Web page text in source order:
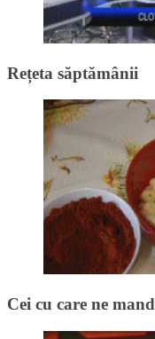
Rețeta săptămânii
Cei cu care ne